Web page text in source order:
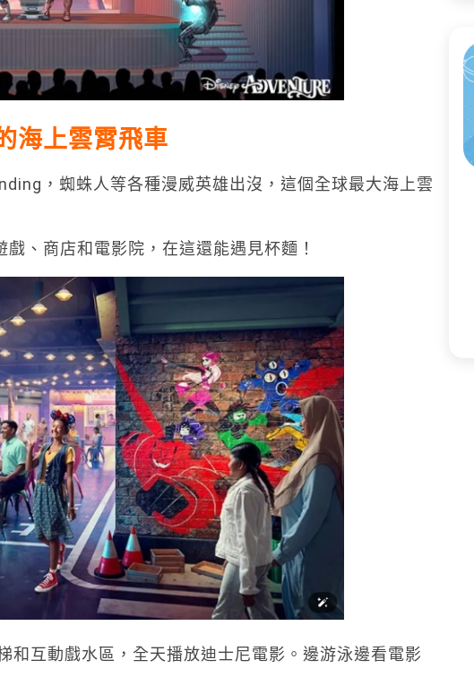
海上雲霄飛車
，蜘蛛人等各種漫威英雄出沒，這個全球最大海上雲
、商店和電影院，在這還能遇見杯麵！
互動戲水區，全天播放迪士尼電影。邊游泳邊看電影